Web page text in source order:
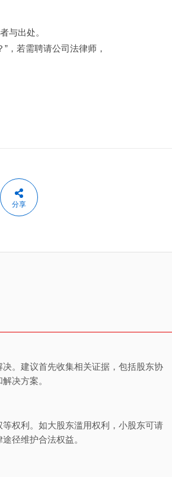
与出处。
，若需聘请公司法律师，
分享
。建议首先收集相关证据，包括股东协
决方案。
权利。如大股东滥用权利，小股东可请
径维护合法权益。